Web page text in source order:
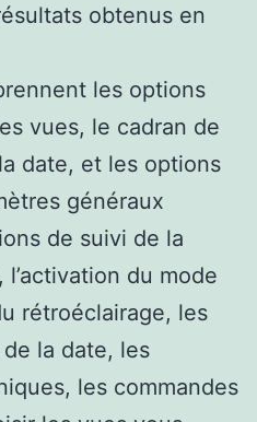
obtenus en
les options
vues, le cadran de
date, et les options
généraux
de suivi de la
du mode
rétroéclairage, les
la date, les
les commandes